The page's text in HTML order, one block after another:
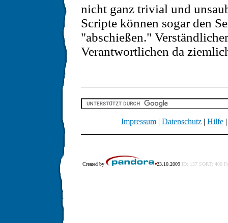
nicht ganz trivial und
Scripte können sogar den
"abschießen."
Verantwortlichen da
Impressum | Datenschutz | Hilfe
Created by 23.10.2009 ID: 157 SORT: 400